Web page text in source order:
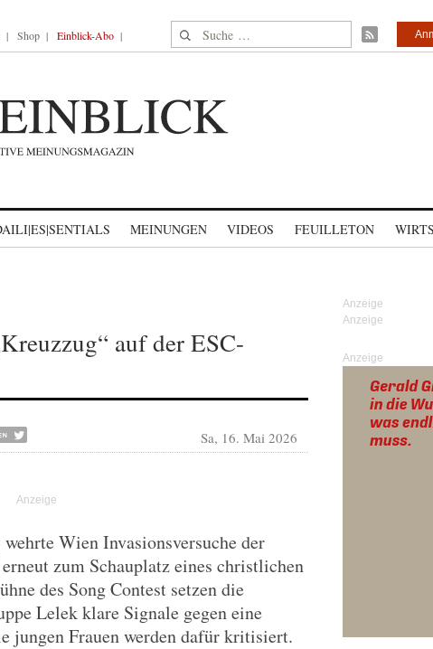
Shop Einblick-Abo Suche nach:
MEINUNGEN VIDEOS FEUILLETON
auf der ESC-
Sa, 16. Mai 2026
Wien Invasionsversuche der
zum Schauplatz eines christlichen
des Song Contest setzen die
Lelek klare Signale gegen eine
jungen Frauen werden dafür kritisiert.
Anzeige